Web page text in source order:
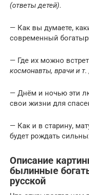
(ответы детей).
— Как вы думаете,
современный
— Где их можно
космонавты, врачи и т.
— Днём и ночью эти
свои жизни для
— Как и в старину,
будет рождать
Описание
былинные
русской